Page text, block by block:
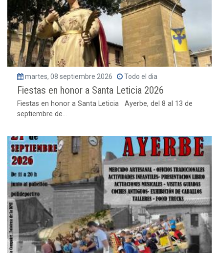
martes, 08 septiembre 2026 Todo el dia
Fiestas en honor a Santa Leticia 2026
Fiestas en honor a Santa Leticia Ayerbe, del 8 al 13 de
septiembre de...